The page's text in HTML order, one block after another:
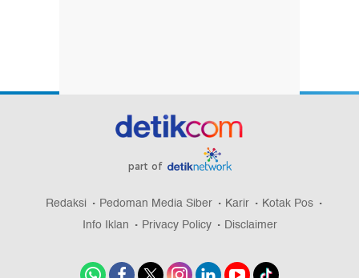
part of
Redaksi Pedoman Media Siber Karir
Kotak Pos
Info Iklan
Privacy Policy Disclaimer